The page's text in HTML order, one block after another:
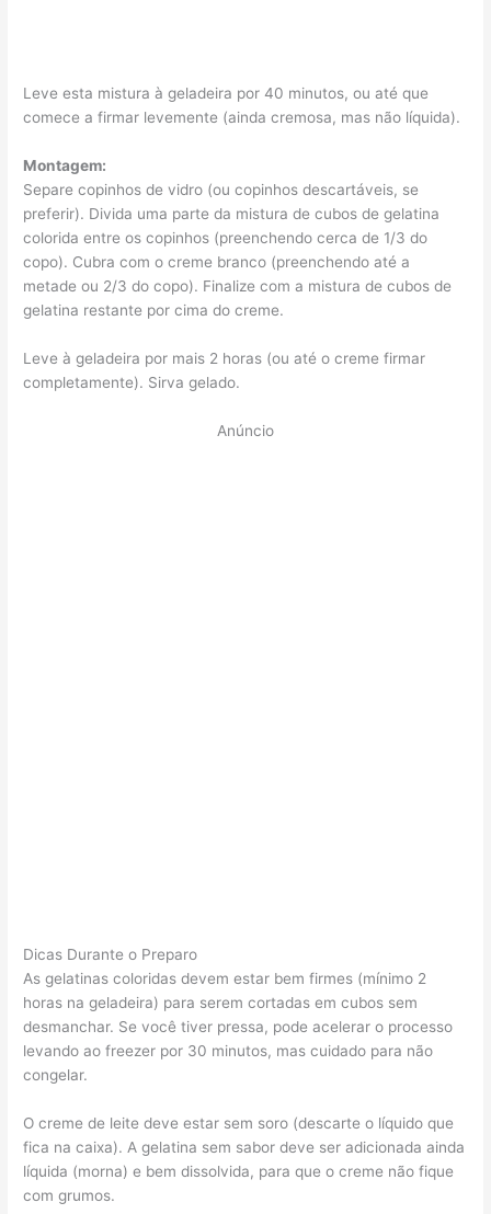
Leve esta mistura à geladeira por 40 minutos, ou até que
comece a firmar levemente (ainda cremosa, mas não líquida).
Montagem:
Separe copinhos de vidro (ou copinhos descartáveis, se
preferir). Divida uma parte da mistura de cubos de gelatina
colorida entre os copinhos (preenchendo cerca de 1/3 do
copo). Cubra com o creme branco (preenchendo até a
metade ou 2/3 do copo). Finalize com a mistura de cubos de
gelatina restante por cima do creme.
Leve à geladeira por mais 2 horas (ou até o creme firmar
completamente). Sirva gelado.
Anúncio
Dicas Durante o Preparo
As gelatinas coloridas devem estar bem firmes (mínimo 2
horas na geladeira) para serem cortadas em cubos sem
desmanchar. Se você tiver pressa, pode acelerar o processo
levando ao freezer por 30 minutos, mas cuidado para não
congelar.
O creme de leite deve estar sem soro (descarte o líquido que
fica na caixa). A gelatina sem sabor deve ser adicionada ainda
líquida (morna) e bem dissolvida, para que o creme não fique
com grumos.